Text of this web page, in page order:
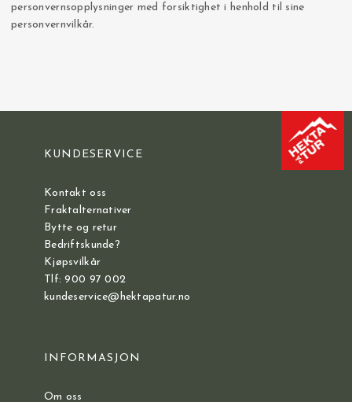
personvernsopplysninger med forsiktighet i henhold til sine
personvernvilkår.
KUNDESERVICE
Kontakt oss
Fraktalternativer
Bytte og retur
Bedriftskunde?
Kjøpsvilkår
Tlf: 900 97 002
kundeservice@hektapatur.no
INFORMASJON
Om oss